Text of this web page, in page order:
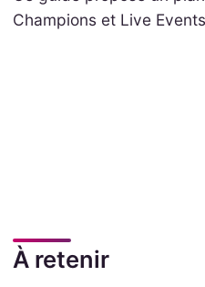
Champions et Live
À retenir